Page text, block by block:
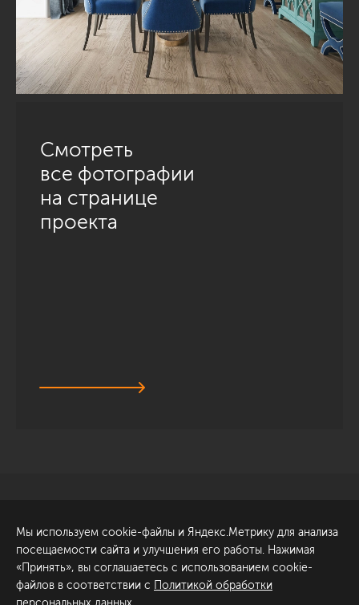
Смотреть
все фотографии
на странице
проекта
Обсудить проект
ул. Академика Павлова, 6
к1
+7 (812) 200-95-55
Мы используем cookie-файлы и Яндекс.Метрику для анализа
посещаемости сайта и улучшения его работы. Нажимая
«Принять», вы соглашаетесь с использованием cookie-
файлов в соответствии с Политикой обработки